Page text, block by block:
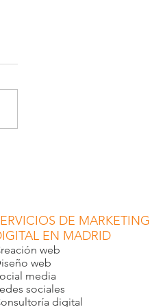
DE MARKETING
EN MADRID
web
web
media
sociales
digital